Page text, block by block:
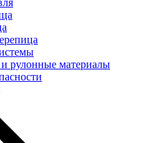
рулонные материалы